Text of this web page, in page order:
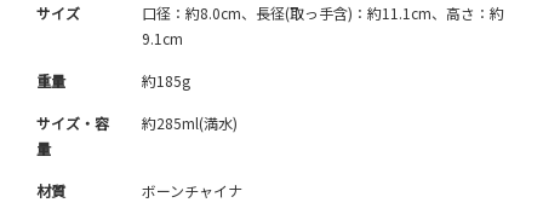
サイズ
口径：約8.0cm、長径(取っ手含)：約11.1cm、高さ：約
9.1cm
重量 約185g
サイズ・容
量
約285ml(満水)
材質 ボーンチャイナ